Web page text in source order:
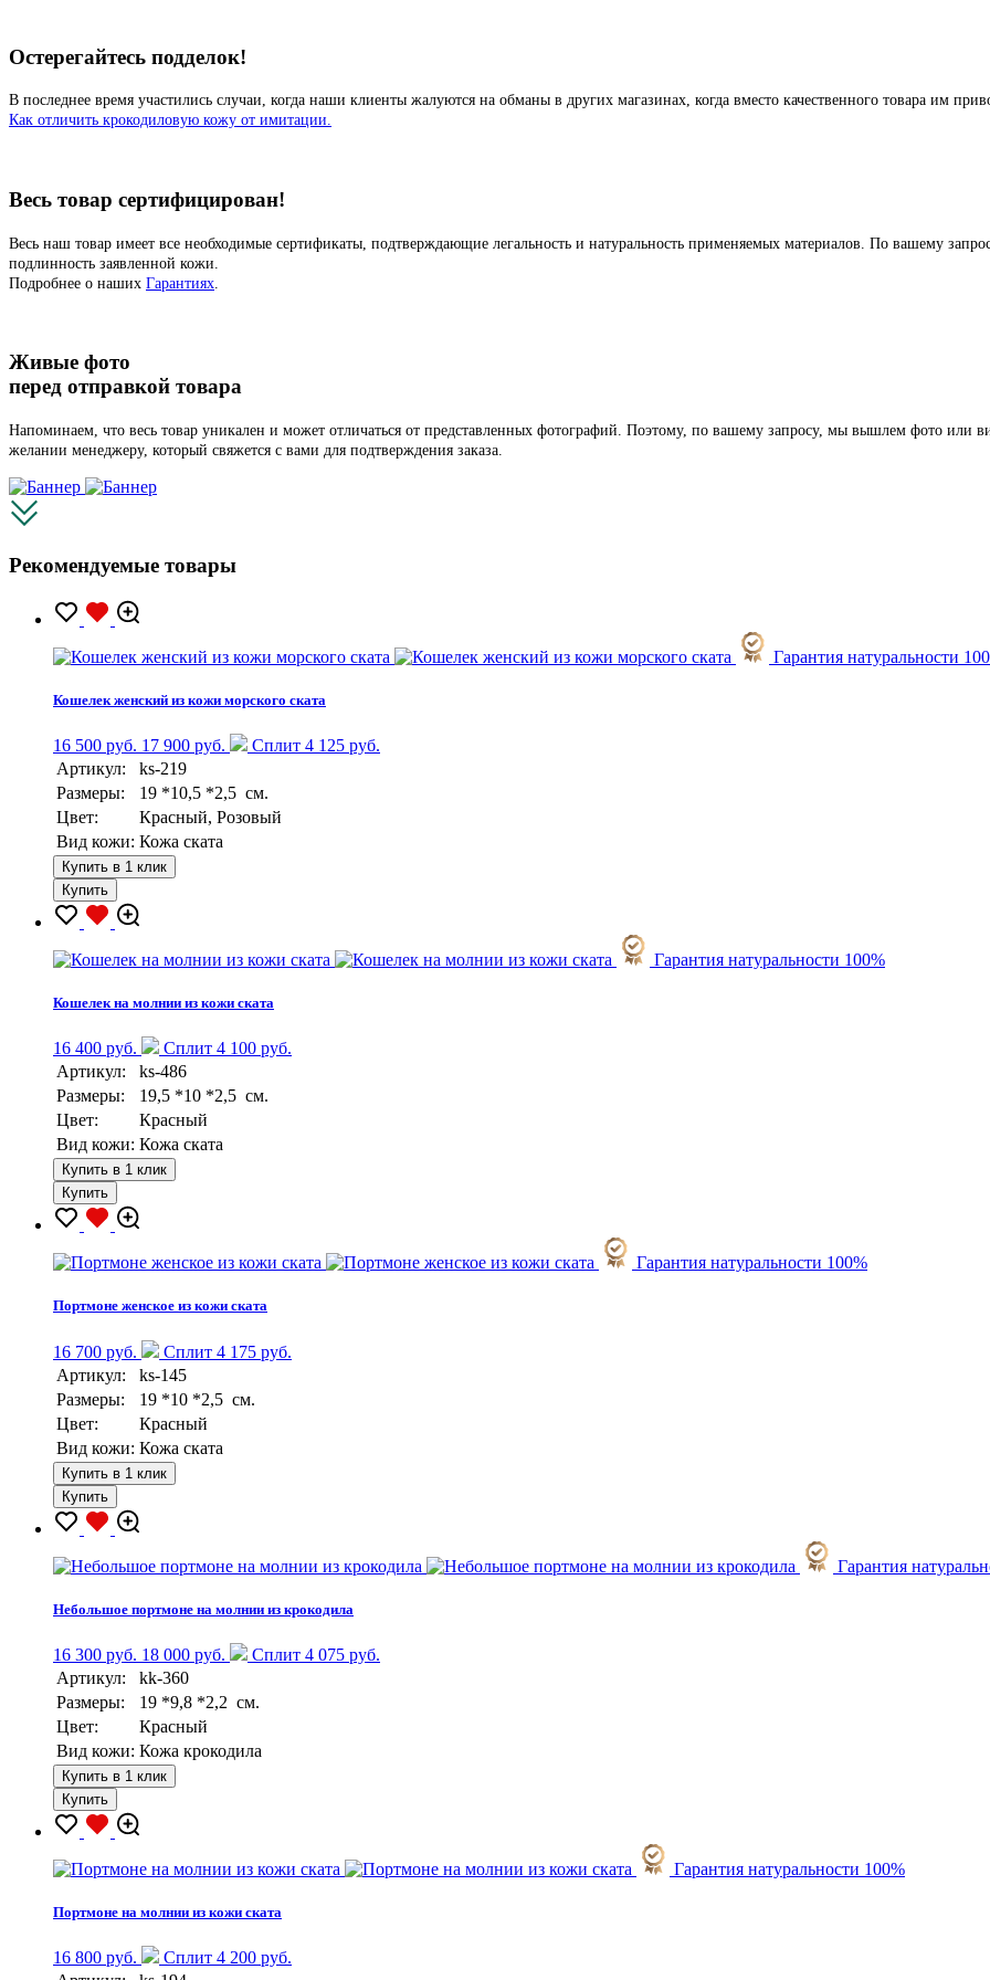
Остерегайтесь подделок!
В последнее время участились случаи, когда наши клиенты жалуются на обманы в других магазинах, когда вместо качественного товара им
Как отличить крокодиловую кожу от имитации.
Весь товар сертифицирован!
Весь наш товар имеет все необходимые сертификаты, подтверждающие легальность и натуральность применяемых материалов. По вашему
подлинность заявленной кожи.
Подробнее о наших Гарантиях
Живые фото
перед отправкой товара
Напоминаем, что весь товар уникален и может отличаться от представленных фотографий. Поэтому, по вашему запросу, мы вышлем фото или
желании менеджеру, который свяжется с вами для подтверждения заказа.
Рекомендуемые товары
Гарантия натуральности
Кошелек женский из кожи морского ската
16 500 руб. 17 900 руб.
Сплит 4 125 руб.
Артикул:
ks-219
Размеры:
19 *10,5 *2,5 см.
Цвет:
Красный, Розовый
Вид кожи: Кожа ската
Купить в 1 клик
Купить
Гарантия натуральности 100%
Кошелек на молнии из кожи ската
16 400 руб.
Сплит 4 100 руб.
Артикул:
ks-486
Размеры:
19,5 *10 *2,5 см.
Цвет:
Красный
Вид кожи: Кожа ската
Купить в 1 клик
Купить
Гарантия натуральности 100%
Портмоне женское из кожи ската
16 700 руб.
Сплит 4 175 руб.
Артикул:
ks-145
Размеры:
19 *10 *2,5 см.
Цвет:
Красный
Вид кожи: Кожа ската
Купить в 1 клик
Купить
Гарантия
Небольшое портмоне на молнии из крокодила
16 300 руб. 18 000 руб.
Сплит 4 075 руб.
Артикул:
kk-360
Размеры:
19 *9,8 *2,2 см.
Цвет:
Красный
Вид кожи: Кожа крокодила
Купить в 1 клик
Купить
Гарантия натуральности 100%
Портмоне на молнии из кожи ската
16 800 руб.
Сплит 4 200 руб.